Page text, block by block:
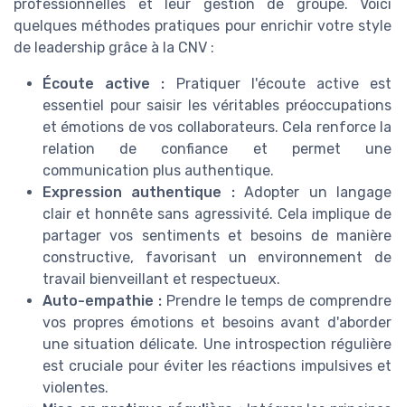
professionnelles et leur gestion de groupe. Voici
quelques méthodes pratiques pour enrichir votre style
de leadership grâce à la CNV :
Écoute active : Pratiquer l'écoute active est
essentiel pour saisir les véritables préoccupations
et émotions de vos collaborateurs. Cela renforce la
relation de confiance et permet une
communication plus authentique.
Expression authentique :Adopter un langage
clair et honnête sans agressivité. Cela implique de
partager vos sentiments et besoins de manière
constructive, favorisant un environnement de
travail bienveillant et respectueux.
Auto-empathie :Prendre le temps de comprendre
vos propres émotions et besoins avant d'aborder
une situation délicate. Une introspection régulière
est cruciale pour éviter les réactions impulsives et
violentes.